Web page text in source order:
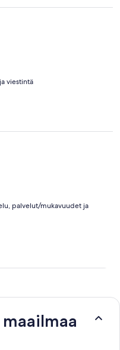
viestintä
palvelut/mukavuudet ja